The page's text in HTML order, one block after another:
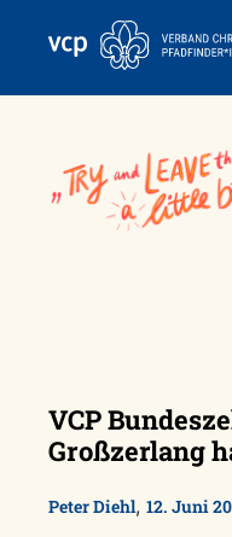
VCP
Großzerlang
Peter Diehl, 12. Juni